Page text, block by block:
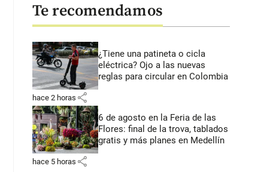
Te recomendamos
¿Tiene una patineta o cicla
eléctrica? Ojo a las nuevas
reglas para circular en Colombia
hace 2 horas share
6 de agosto en la Feria de las
Flores: final de la trova, tablados
gratis y más planes en Medellín
hace 5 horas share